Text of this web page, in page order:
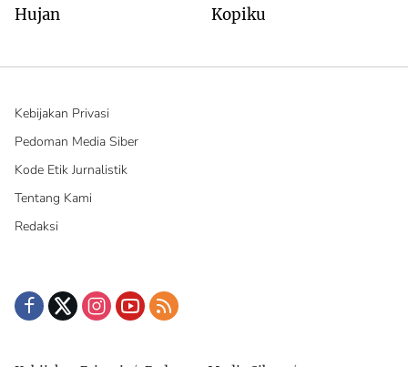
Hujan Kopiku
Kebijakan Privasi
Pedoman Media Siber
Kode Etik Jurnalistik
Tentang Kami
Redaksi